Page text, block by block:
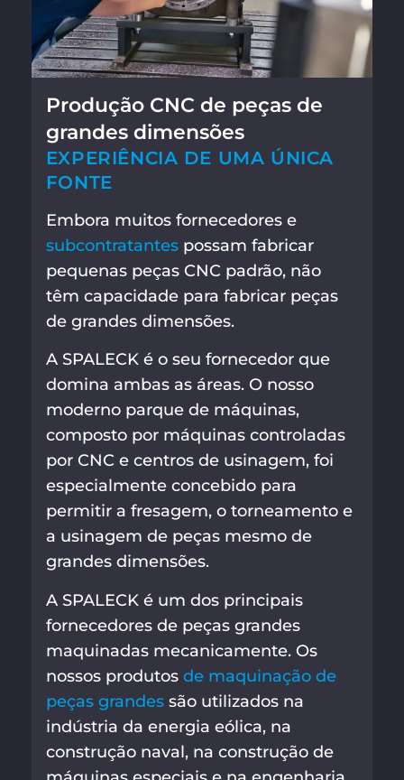
Produção CNC de peças de
grandes dimensões
EXPERIÊNCIA DE UMA ÚNICA
FONTE
Embora muitos fornecedores e
subcontratantespossam fabricar
pequenas peças CNC padrão, não
têm capacidade para fabricar peças
de grandes dimensões.
A SPALECK é o seu fornecedor que
domina ambas as áreas. O nosso
moderno parque de máquinas,
composto por máquinas controladas
por CNC e centros de usinagem, foi
especialmente concebido para
permitir a fresagem, o torneamento e
a usinagem de peças mesmo de
grandes dimensões.
A SPALECK é um dos principais
fornecedores de peças grandes
maquinadas mecanicamente. Os
nossos produtos de maquinação de
peças grandessão utilizados na
indústria da energia eólica, na
construção naval, na construção de